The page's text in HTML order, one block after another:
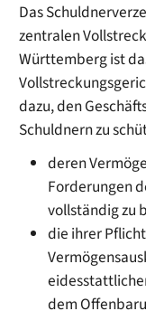
Das
zentralen
Württemberg ist
dazu, den
Schuldnern zu
deren
Forderungen
vollständig zu
die ihrer
dem